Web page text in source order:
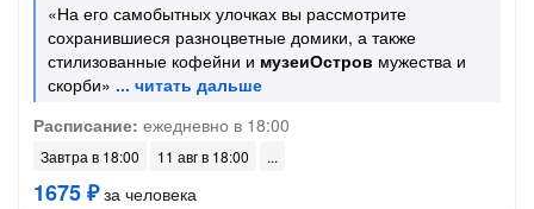
«На его самобытных улочках вы рассмотрите
сохранившиеся разноцветные домики, а также
стилизованные кофейни и музеиОстров мужества и
скорби»
Расписание: ежедневно в 18:00
Завтра в 18:00 11 авг в 18:00
1675 ₽за человека